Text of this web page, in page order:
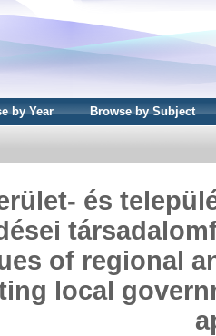
by Year Browse by Subject
és
of regional
local